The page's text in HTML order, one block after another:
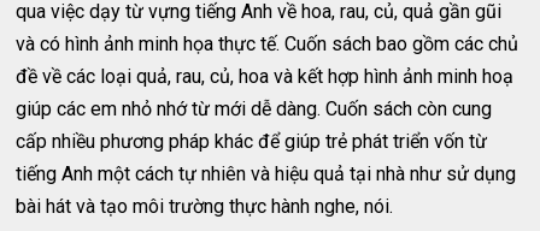
qua việc dạy từ vựng tiếng Anh về hoa, rau, củ, quả gần gũi
và có hình ảnh minh họa thực tế. Cuốn sách bao gồm các chủ
đề về các loại quả, rau, củ, hoa và kết hợp hình ảnh minh hoạ
giúp các em nhỏ nhớ từ mới dễ dàng. Cuốn sách còn cung
cấp nhiều phương pháp khác để giúp trẻ phát triển vốn từ
tiếng Anh một cách tự nhiên và hiệu quả tại nhà như sử dụng
bài hát và tạo môi trường thực hành nghe, nói.